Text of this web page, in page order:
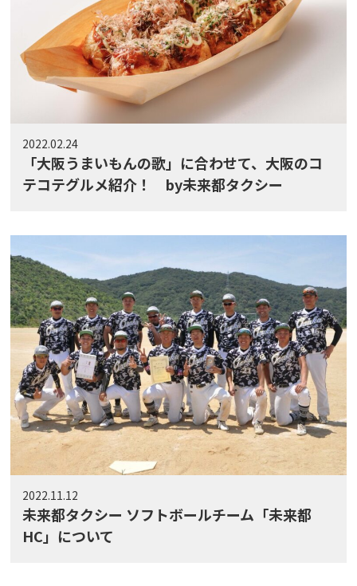
2022.02.24
「大阪うまいもんの歌」に合わせて、大阪のコ
テコテグルメ紹介！ by未来都タクシー
2022.11.12
未来都タクシー ソフトボールチーム「未来都
HC」について